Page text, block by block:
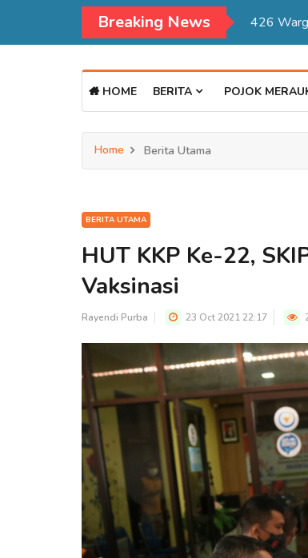
Breaking News
HOME BERITA POJOK
Home Berita Utama
BERITA UTAMA
HUT KKP Ke-22,
Vaksinasi
Rayendi Purba 23 Oct 2021 22:17